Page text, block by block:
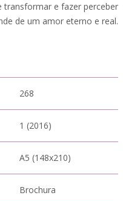
e fazer perceber
de um amor eterno e real.
268
1 (2016)
A5 (148x210)
Brochura